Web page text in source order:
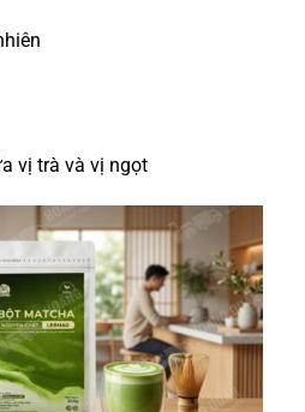
vị trà và vị ngọt